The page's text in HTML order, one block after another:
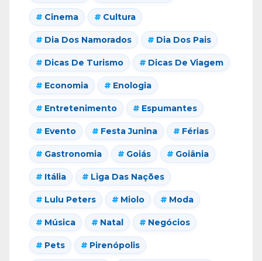
Cinema Cultura
Dia Dos Namorados Dia Dos Pais
Dicas De Turismo Dicas De Viagem
Economia Enologia
Entretenimento Espumantes
Evento Festa Junina Férias
Gastronomia Goiás Goiânia
Itália Liga Das Nações
Lulu Peters Miolo Moda
Música Natal Negócios
Pets Pirenópolis